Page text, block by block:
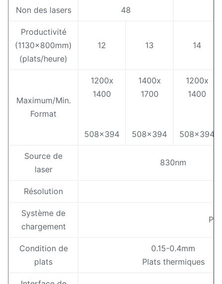
Non des lasers 48
Productivité
(1130x800mm)
(plats/heure)
12 13 14
Maximum/Min.
Format
1200x
1400
508x394
1400x
1700
508x394
1200x
1400
508x394
Source de
laser
830nm
Résolution
Système de
chargement
Condition de
plats
0.15-0.4mm
Plats thermiques